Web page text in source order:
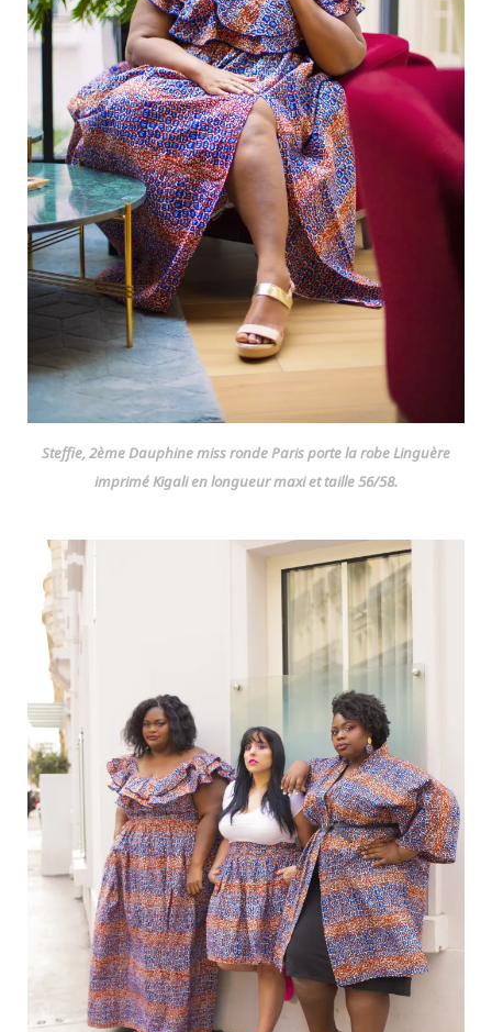
Steffie, 2ème Dauphine miss ronde Paris porte la robe Linguère
imprimé Kigali en longueur maxi et taille 56/58.